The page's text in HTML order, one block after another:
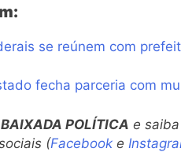
se reúnem com
fecha parceria com
BAIXADA POLÍTICA e
(Facebook e